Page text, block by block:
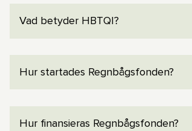
Vad betyder HBTQI?
uttryck och identiteter och
Hur startades Regnbågsfonden?
Regnbågsfonden grundades 2013
insamling till att motarbeta
Hur finansieras Regnbågsfonden?